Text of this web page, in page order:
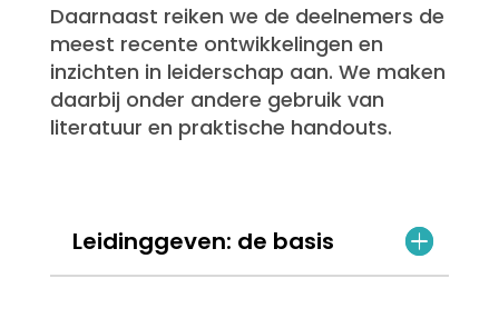
Daarnaast reiken we de deelnemers de
meest recente ontwikkelingen en
inzichten in leiderschap aan. We maken
daarbij onder andere gebruik van
literatuur en praktische handouts.
Leidinggeven: de basis